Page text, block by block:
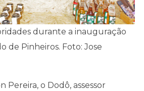
durante a inauguração
de Pinheiros. Foto: Jose
Pereira, o Dodô, assessor